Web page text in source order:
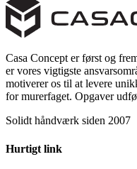
Casa Concept er først og
er vores vigtigste
motiverer os til at levere
for murerfaget. Opgaver
Solidt håndværk siden 2007
Hurtigt link